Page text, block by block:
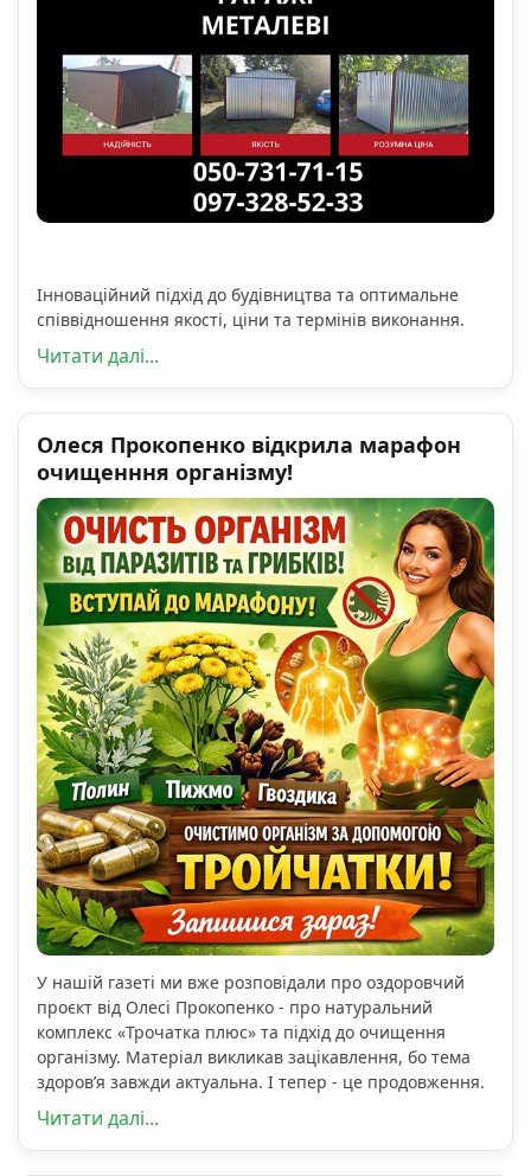
Інноваційний підхід до будівництва та оптимальне
співвідношення якості, ціни та термінів виконання.
Читати далі...
Олеся Прокопенко відкрила марафон
очищенння організму!
У нашій газеті ми вже розповідали про оздоровчий
проєкт від Олесі Прокопенко - про натуральний
комплекс «Трочатка плюс» та підхід до очищення
організму. Матеріал викликав зацікавлення, бо тема
здоров’я завжди актуальна. І тепер - це продовження.
Читати далі...